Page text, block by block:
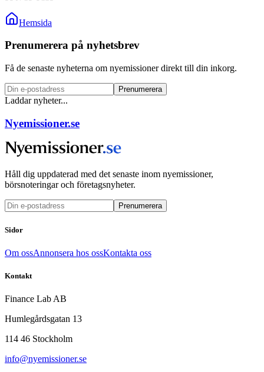
Hemsida
Prenumerera på nyhetsbrev
Få de senaste nyheterna om nyemissioner direkt till din inkorg.
Prenumerera
Laddar nyheter...
Nyemissioner.se
Håll dig uppdaterad med det senaste inom nyemissioner,
börsnoteringar och företagsnyheter.
Prenumerera
Sidor
Om ossAnnonsera hos ossKontakta oss
Kontakt
Finance Lab AB
Humlegårdsgatan 13
114 46 Stockholm
info@nyemissioner.se